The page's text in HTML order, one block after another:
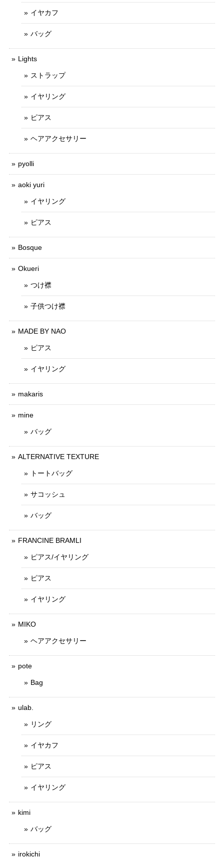
イヤカフ
バッグ
Lights
ストラップ
イヤリング
ピアス
ヘアアクセサリー
pyolli
aoki yuri
イヤリング
ピアス
Bosque
Okueri
つけ襟
子供つけ襟
MADE BY NAO
ピアス
イヤリング
makaris
mine
バッグ
ALTERNATIVE TEXTURE
トートバッグ
サコッシュ
バッグ
FRANCINE BRAMLI
ピアス/イヤリング
ピアス
イヤリング
MIKO
ヘアアクセサリー
pote
Bag
ulab.
リング
イヤカフ
ピアス
イヤリング
kimi
バッグ
irokichi